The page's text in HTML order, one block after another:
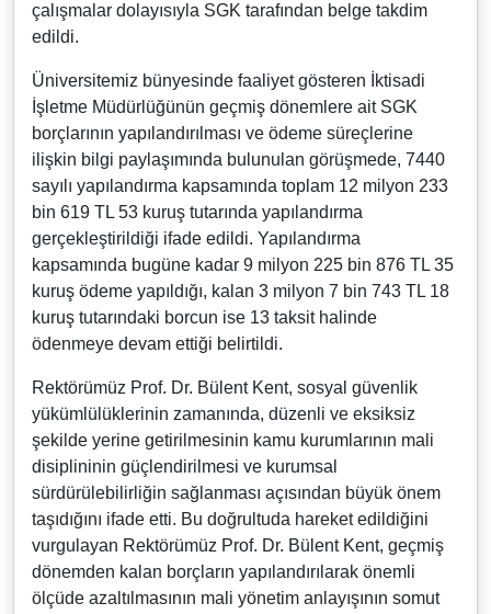
çalışmalar dolayısıyla SGK tarafından belge takdim
edildi.
Üniversitemiz bünyesinde faaliyet gösteren İktisadi
İşletme Müdürlüğünün geçmiş dönemlere ait SGK
borçlarının yapılandırılması ve ödeme süreçlerine
ilişkin bilgi paylaşımında bulunulan görüşmede, 7440
sayılı yapılandırma kapsamında toplam 12 milyon 233
bin 619 TL 53 kuruş tutarında yapılandırma
gerçekleştirildiği ifade edildi. Yapılandırma
kapsamında bugüne kadar 9 milyon 225 bin 876 TL 35
kuruş ödeme yapıldığı, kalan 3 milyon 7 bin 743 TL 18
kuruş tutarındaki borcun ise 13 taksit halinde
ödenmeye devam ettiği belirtildi.
Rektörümüz Prof. Dr. Bülent Kent, sosyal güvenlik
yükümlülüklerinin zamanında, düzenli ve eksiksiz
şekilde yerine getirilmesinin kamu kurumlarının mali
disiplininin güçlendirilmesi ve kurumsal
sürdürülebilirliğin sağlanması açısından büyük önem
taşıdığını ifade etti. Bu doğrultuda hareket edildiğini
vurgulayan Rektörümüz Prof. Dr. Bülent Kent, geçmiş
dönemden kalan borçların yapılandırılarak önemli
ölçüde azaltılmasının mali yönetim anlayışının somut